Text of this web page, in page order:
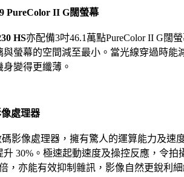
PureColor II G闊螢幕
HS亦配備3吋46.1萬點PureColor II G闊
與螢幕的空間減至最小。當光線穿過時
變得更纖薄。
處理器
影像處理器，擁有驚人的運算能力及速
升 30%。極速起動速度及操控反應，令
，亦能有效抑制雜訊，影像自然更銳利